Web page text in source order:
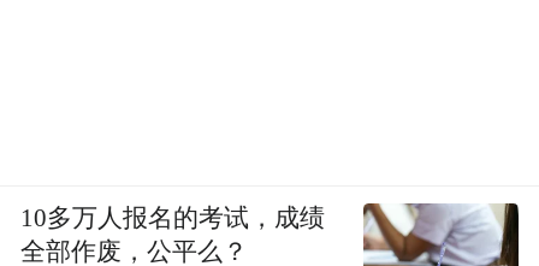
10多万人报名的考试，成绩
全部作废，公平么？